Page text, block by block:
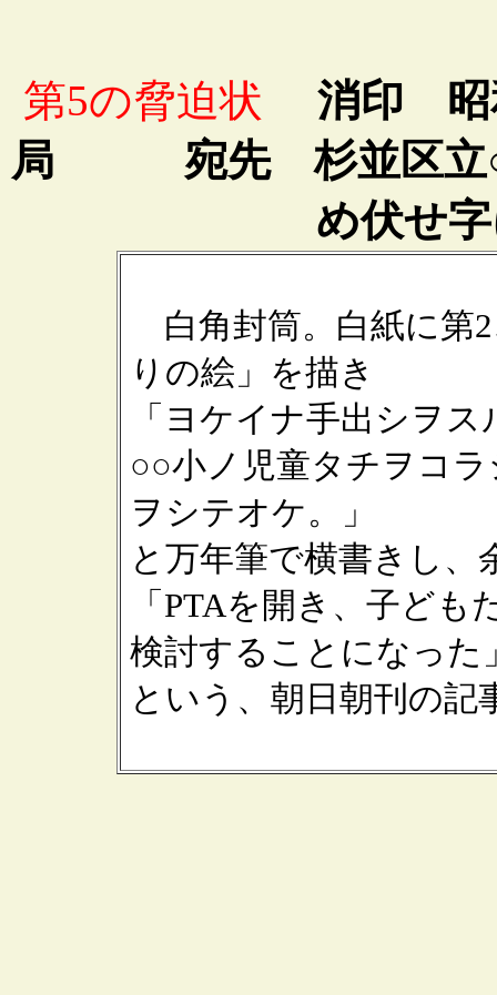
第5の脅迫状
消印 昭
局 宛先 杉並区立○○
め伏せ
白角封筒。白紙に第
りの絵」を描き
「ヨケイナ手出シヲ
○○小ノ児童タチヲコ
ヲシテオケ。」
と万年筆で横書きし、
「PTAを開き、子ど
検討することになった
という、朝日朝刊の記